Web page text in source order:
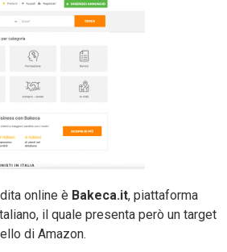
online è Bakeca.it, piattaforma
il quale presenta però un target
di Amazon.